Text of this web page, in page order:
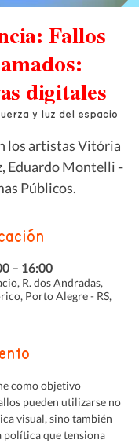
Fallos
digitales
y luz del espacio
los artistas Vitória
Eduardo Montelli -
Públicos.
– 16:00
R. dos Andradas,
Porto Alegre - RS,
como objetivo
pueden utilizarse no
visual, sino también
política que tensiona